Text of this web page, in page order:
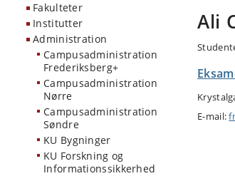
Fakulteter
Institutter
Administration
Campusadministration
Frederiksberg+
Campusadministration
Nørre
Campusadministration
Søndre
KU Bygninger
KU Forskning og
Informationssikkerhed
Ali
E-mail: